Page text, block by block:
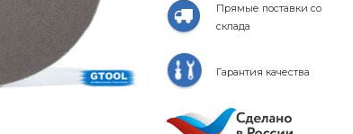
Прямые поставки со
склада
Гарантия качества